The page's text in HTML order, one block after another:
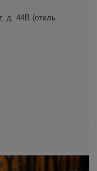
д. 44В (отель